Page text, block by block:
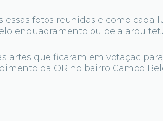
essas fotos reunidas e como cada
enquadramento ou pela
artes que ficaram em votação
da OR no bairro Campo